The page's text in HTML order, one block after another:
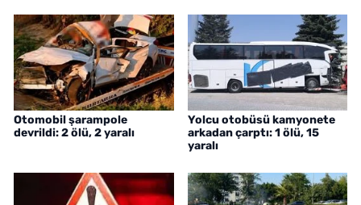
Otomobil şarampole
devrildi: 2 ölü, 2 yaralı
Yolcu otobüsü kamyonete
arkadan çarptı: 1 ölü, 15
yaralı